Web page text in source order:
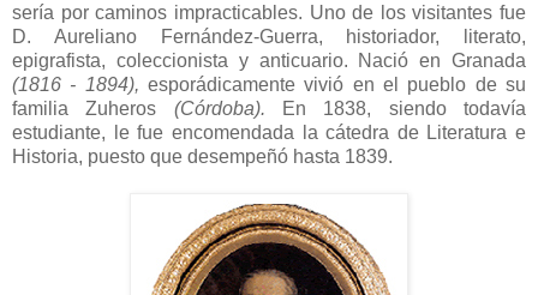
sería por caminos impracticables. Uno de los visitantes fue
D. Aureliano Fernández-Guerra, historiador, literato,
epigrafista, coleccionista y anticuario. Nació en Granada
(1816 - 1894), esporádicamente vivió en el pueblo de su
familia Zuheros (Córdoba). En 1838, siendo todavía
estudiante, le fue encomendada la cátedra de Literatura e
Historia, puesto que desempeñó hasta 1839.